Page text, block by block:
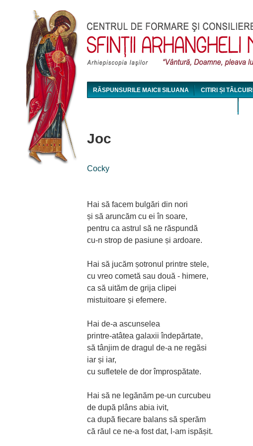
RĂSPUNSURILE MAICII SILUANA CITIRI ȘI TÂLCUIRI
Joc
Cocky
Hai să facem bulgări din nori
și să aruncăm cu ei în soare,
pentru ca astrul să ne răspundă
cu-n strop de pasiune și ardoare.
Hai să jucăm șotronul printre stele,
cu vreo cometă sau două - himere,
ca să uităm de grija clipei
mistuitoare și efemere.
Hai de-a ascunselea
printre-atâtea galaxii îndepărtate,
să tânjim de dragul de-a ne regăsi
iar și iar,
cu sufletele de dor împrospătate.
Hai să ne legănăm pe-un curcubeu
de după plâns abia ivit,
ca după fiecare balans să sperăm
că răul ce ne-a fost dat, l-am ispășit.